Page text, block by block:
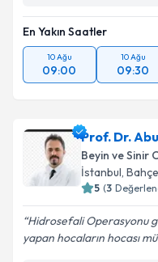
En Yakın Saatler
10 Ağu
09:00
10 Ağu
09:30
Prof. Dr.
Beyin ve Sinir
İstanbul,
5 (3
Hidrosefali Operasyonu
yapan hocaların hocası